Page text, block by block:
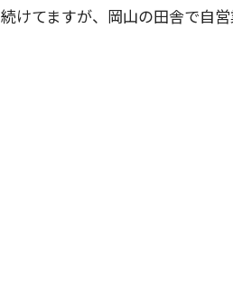
続けてますが、岡山の田舎で自